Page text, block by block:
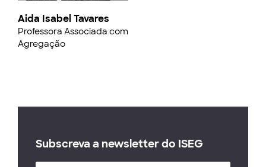
Aida Isabel Tavares
Professora Associada com
Agregação
Subscreva a newsletter do ISEG